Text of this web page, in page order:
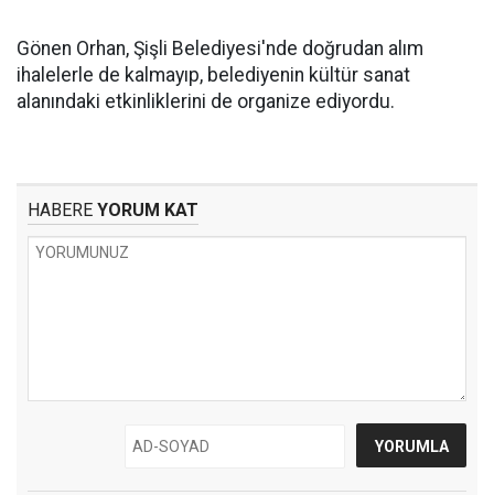
Gönen Orhan, Şişli Belediyesi'nde doğrudan alım
ihalelerle de kalmayıp, belediyenin kültür sanat
alanındaki etkinliklerini de organize ediyordu.
HABERE YORUM KAT